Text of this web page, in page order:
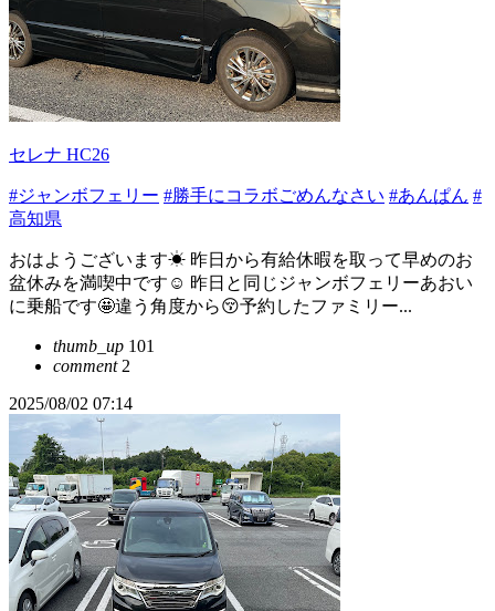
セレナ HC26
#ジャンボフェリー #勝手にコラボごめんなさい #あんぱん #
高知県
おはようございます☀ 昨日から有給休暇を取って早めのお
盆休みを満喫中です☺️ 昨日と同じジャンボフェリーあおい
に乗船です🤩違う角度から😚予約したファミリー...
thumb_up 101
comment2
2025/08/02 07:14